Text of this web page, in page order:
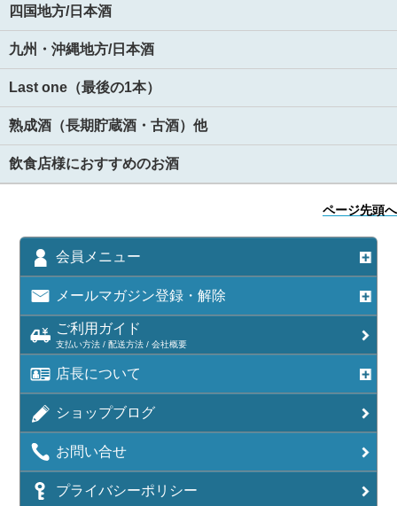
四国地方/日本酒
九州・沖縄地方/日本酒
Last one（最後の1本）
熟成酒（長期貯蔵酒・古酒）他
飲食店様におすすめのお酒
ページ先頭へ
会員メニュー
メールマガジン登録・解除
ご利用ガイド
支払い方法 / 配送方法 / 会社概要
店長について
ショップブログ
お問い合せ
プライバシーポリシー